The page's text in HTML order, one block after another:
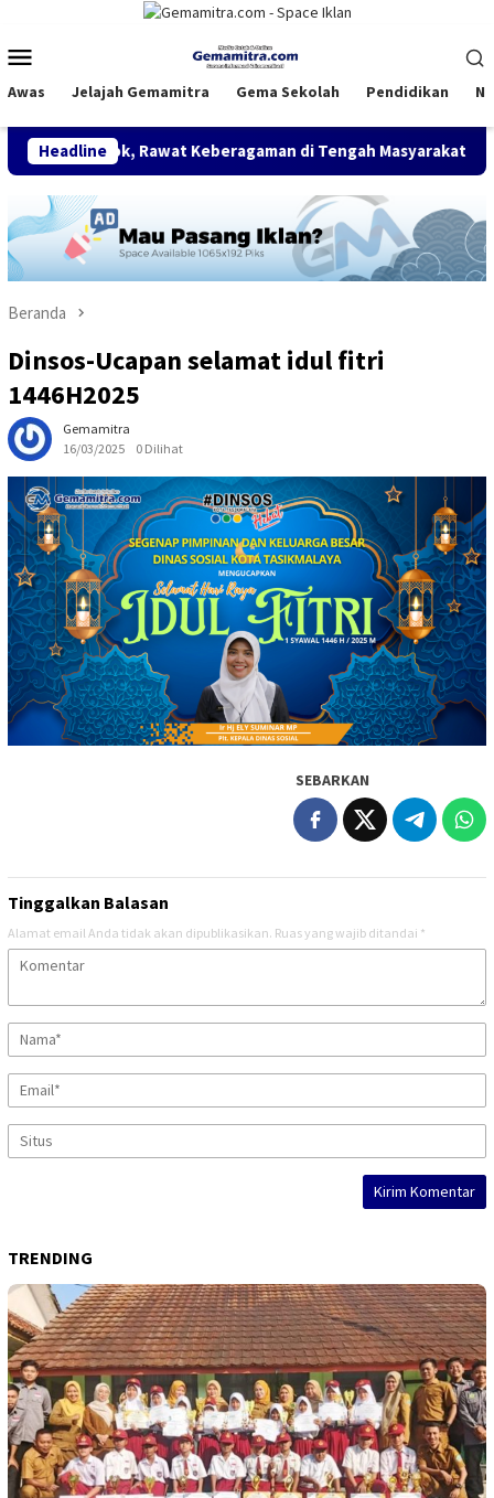
konten
Mobile
Awas Jelajah Gemamitra Gema Sekolah Pendidikan
HeadlineRawat Keberagaman di Tengah Masyarakat
Beranda
Dinsos-Ucapan selamat idul fitri
1446H2025
Gemamitra
16/03/2025
0 Dilihat
SEBARKAN
Tinggalkan Balasan
Alamat email Anda tidak akan dipublikasikan. Ruas yang wajib ditandai *
TRENDING